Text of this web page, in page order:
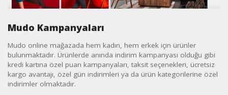
Mudo Kampanyaları
Mudo online mağazada hem kadın, hem erkek için ürünler
bulunmaktadır. Ürünlerde anında indirim kampanyası olduğu gibi
kredi kartına özel puan kampanyaları, taksit seçenekleri, ücretsiz
kargo avantajı, özel gün indirimleri ya da ürün kategorilerine özel
indirimler olmaktadır.